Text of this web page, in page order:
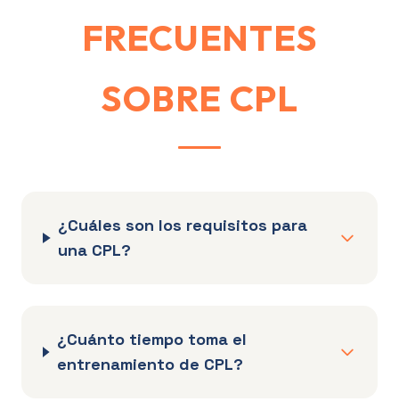
FRECUENTES
SOBRE CPL
¿Cuáles son los requisitos para
una CPL?
¿Cuánto tiempo toma el
entrenamiento de CPL?